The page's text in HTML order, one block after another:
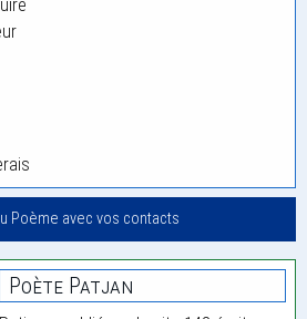
Poème avec vos contacts
Poète Patjan